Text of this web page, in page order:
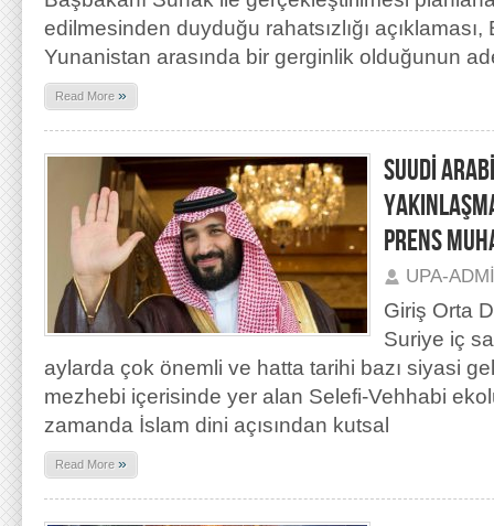
edilmesinden duyduğu rahatsızlığı açıklaması,
Yunanistan arasında bir gerginlik olduğunun
Read More »
SUUDİ
PRENS
UPA-
Giriş Orta
Suriye iç
aylarda çok önemli ve hatta tarihi bazı siyasi
mezhebi içerisinde yer alan Selefi-Vehhabi
zamanda İslam dini açısından kutsal
Read More »